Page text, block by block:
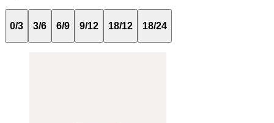
0/3 3/6 6/9 9/12 18/12 18/24